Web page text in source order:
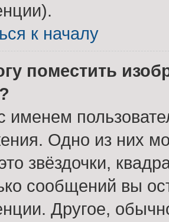
к началу
поместить
именем
Одно из них
звёздочки,
сообщений вы
Другое,